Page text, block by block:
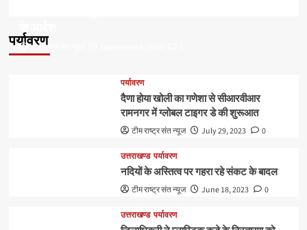
पर्यावरण
के आदेश
टीम राष्ट्र संत न्यूज
पर्यावरण
दैणा होया खोली का गणेशा से सीआरवीआर
रामनगर में ग्लोबल टाइगर डे की शुरूआत
टीम राष्ट्र संत न्यूज July 29, 2023 0
उत्तराखण्ड पर्यावरण
नदियों के अस्तित्व पर गहरा रहे संकट के बादल
टीम राष्ट्र संत न्यूज June 18, 2023 0
उत्तराखण्ड पर्यावरण